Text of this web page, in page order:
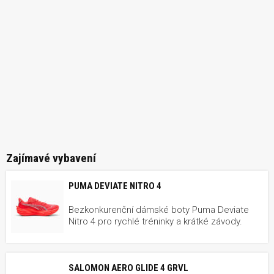
Zajímavé vybavení
PUMA DEVIATE NITRO 4
Bezkonkurenční dámské boty Puma Deviate
Nitro 4 pro rychlé tréninky a krátké závody.
SALOMON AERO GLIDE 4 GRVL